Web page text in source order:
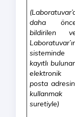
daha
bildirilen
sisteminde
kayıtlı
elektronik
posta
kullanmak
suretiyle)